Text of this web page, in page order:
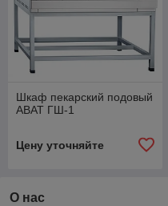
Шкаф пекарский подовый
ABAT ГШ-1
Цену уточняйте
О нас